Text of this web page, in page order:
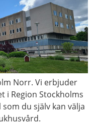
Norr. Vi erbjuder
i Region Stockholms
du själv kan välja